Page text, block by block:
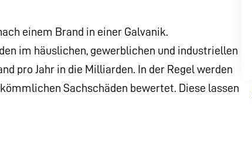
einem Brand in einer Galvanik.
im häuslichen, gewerblichen und industriellen
pro Jahr in die Milliarden. In der Regel werden
Sachschäden bewertet. Diese lassen